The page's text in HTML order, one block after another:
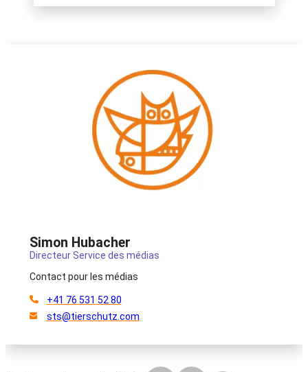
Simon Hubacher
Directeur Service des médias
Contact pour les médias
+41 76 531 52 80
sts@tierschutz.com